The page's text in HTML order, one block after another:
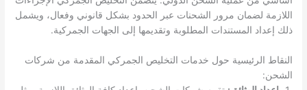
اللازمة لضمان مرور الشحنات عبر الحدود بشكل قانوني وفعال، ويشمل
ذلك إعداد المستندات المطلوبة وتقديمها إلى الجهات الجمركية.
النقاط الرئيسية حول خدمات التخليص الجمركي المقدمة من شركات
الشحن: